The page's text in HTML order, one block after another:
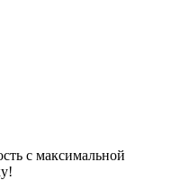
с максимальной